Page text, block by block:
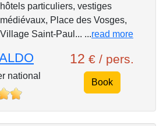
hôtels particuliers, vestiges
médiévaux, Place des Vosges,
Village Saint-Paul... ...read more
national
12 € / pers.
Book